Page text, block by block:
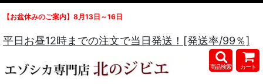
【お盆休みのご案内】8月13日～16日
平日お昼12時までの注文で当日発送！[発送率/99％]
商品検索 カート